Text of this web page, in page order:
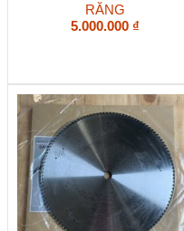
RĂNG
5.000.000 ₫